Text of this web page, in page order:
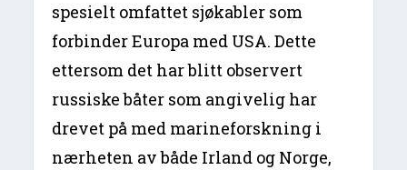
spesielt omfattet sjøkabler som
forbinder Europa med USA. Dette
ettersom det har blitt observert
russiske båter som angivelig har
drevet på med marineforskning i
nærheten av både Irland og Norge,